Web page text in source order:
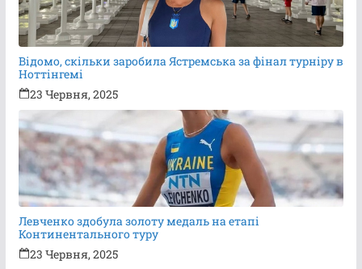
Відомо, скільки заробила Ястремська за фінал турніру в
Ноттінгемі
23 Червня, 2025
Левченко здобула золоту медаль на етапі
Континентального туру
23 Червня, 2025